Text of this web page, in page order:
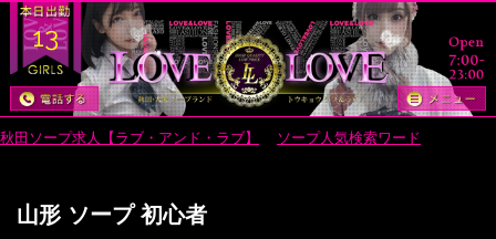
13
秋田ソープ求人【ラブ・アンド・ラブ】 ソープ人気検索ワード
山形 ソープ 初心者